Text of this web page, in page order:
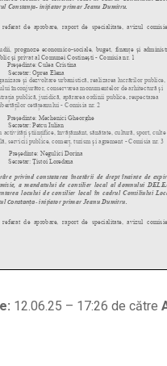
12.06.25 – 17:26 de către